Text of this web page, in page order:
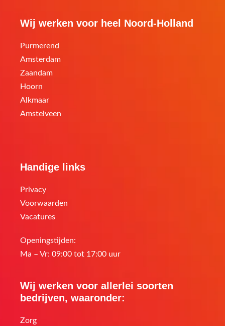
Wij werken voor heel Noord-Holland
Purmerend
Amsterdam
Zaandam
Hoorn
Alkmaar
Amstelveen
Handige links
Privacy
Voorwaarden
Vacatures
Openingstijden:
Ma – Vr: 09:00 tot 17:00 uur
Wij werken voor allerlei soorten
bedrijven, waaronder:
Zorg